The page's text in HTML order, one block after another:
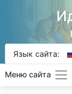
Язык сайта:
Меню сайта